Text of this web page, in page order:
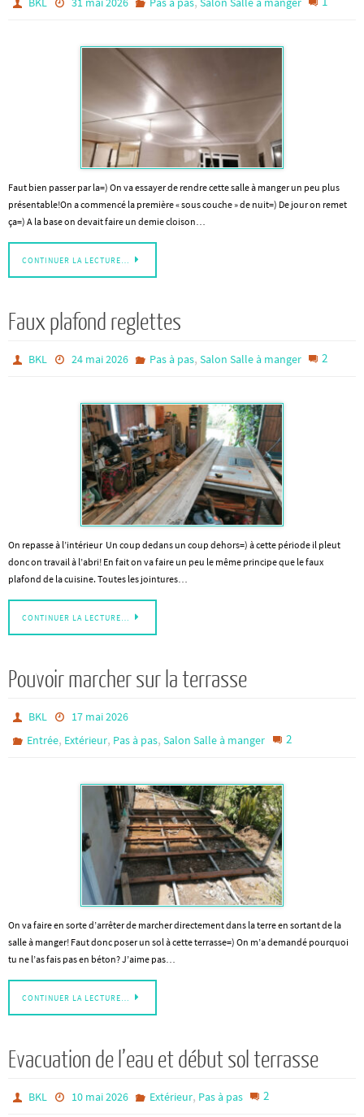
Faut bien passer par la=) On va essayer de rendre cette salle à manger un peu plus
présentable!On a commencé la première « sous couche » de nuit=) De jour on remet
ça=) A la base on devait faire un demie cloison…
CONTINUER LA LECTURE…
Faux plafond reglettes
BKL 24 mai 2026 Pas à pas, Salon Salle à manger 2
On repasse à l’intérieur Un coup dedans un coup dehors=) à cette période il pleut
donc on travail à l’abri! En fait on va faire un peu le même principe que le faux
plafond de la cuisine. Toutes les jointures…
CONTINUER LA LECTURE…
Pouvoir marcher sur la terrasse
BKL
17 mai 2026
Entrée, Extérieur, Pas à pas,Salon Salle à manger 2
On va faire en sorte d’arrêter de marcher directement dans la terre en sortant de la
salle à manger! Faut donc poser un sol à cette terrasse=) On m’a demandé pourquoi
tu ne l’as fais pas en béton? J’aime pas…
CONTINUER LA LECTURE…
Evacuation de l’eau et début sol terrasse
BKL 10 mai 2026 Extérieur, Pas à pas 2